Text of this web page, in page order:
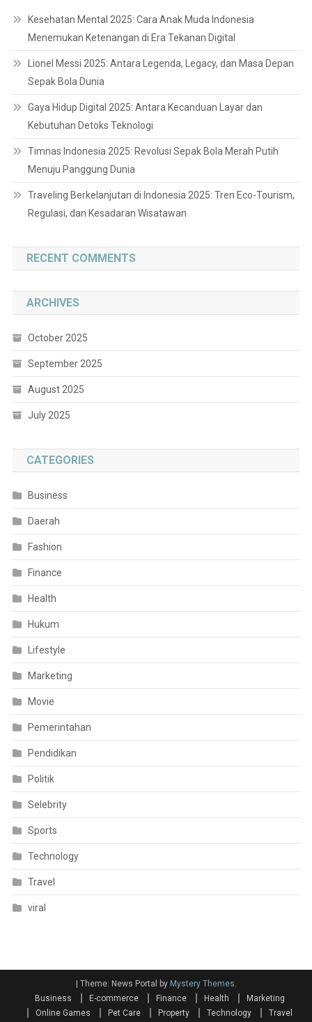
Kesehatan Mental 2025: Cara Anak Muda Indonesia
Menemukan Ketenangan di Era Tekanan Digital
Lionel Messi 2025: Antara Legenda, Legacy, dan Masa Depan
Sepak Bola Dunia
Gaya Hidup Digital 2025: Antara Kecanduan Layar dan
Kebutuhan Detoks Teknologi
Timnas Indonesia 2025: Revolusi Sepak Bola Merah Putih
Menuju Panggung Dunia
Traveling Berkelanjutan di Indonesia 2025: Tren Eco-Tourism,
Regulasi, dan Kesadaran Wisatawan
RECENT COMMENTS
ARCHIVES
October 2025
September 2025
August 2025
July 2025
CATEGORIES
Business
Daerah
Fashion
Finance
Health
Hukum
Lifestyle
Marketing
Movie
Pemerintahan
Pendidikan
Politik
Selebrity
Sports
Technology
Travel
viral
| Theme: News Portal by Mystery Themes
Business
E-commerce Finance Health
Marketing
Online Games
Pet Care Property Technology Travel